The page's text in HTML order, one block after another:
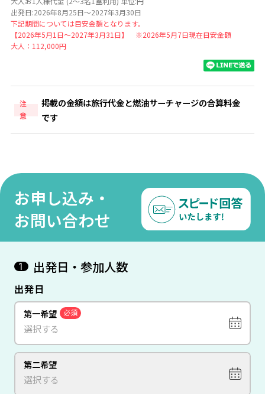
出発日:2026年8月25日～2027年3月30日
下記期間については目安金額となります。
【2026年5月1日～2027年3月31日】 ※2026年5月7日現在目安金額
大人：112,000円
注
意
掲載の金額は旅行代金と燃油サーチャージの合算料金
です
お申し込み・
お問い合わせ
1 出発日・参加人数
出発日
第一希望 必須
第二希望